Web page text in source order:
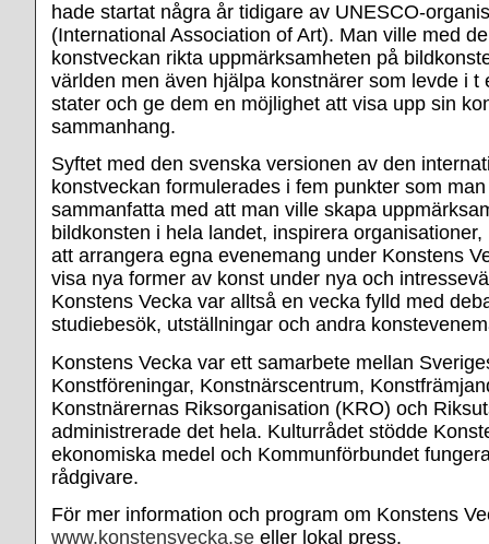
hade startat några år tidigare av UNESCO-
(International Association of Art). Man ville med
konstveckan rikta uppmärksamheten på
världen men även hjälpa konstnärer som levde i t
stater och ge dem en möjlighet att visa upp sin
sammanhang.
Syftet med den svenska versionen av den
konstveckan formulerades i fem punkter som
sammanfatta med att man ville skapa
bildkonsten i hela landet, inspirera
att arrangera egna evenemang under Konstens
visa nya former av konst under nya och
Konstens Vecka var alltså en vecka fylld med
studiebesök, utställningar och andra
Konstens Vecka var ett samarbete mellan
Konstföreningar, Konstnärscentrum,
Konstnärernas Riksorganisation (KRO) och
administrerade det hela. Kulturrådet stödde
ekonomiska medel och Kommunförbundet
rådgivare.
För mer information och program om Konstens
www.konstensvecka.se eller lokal press.